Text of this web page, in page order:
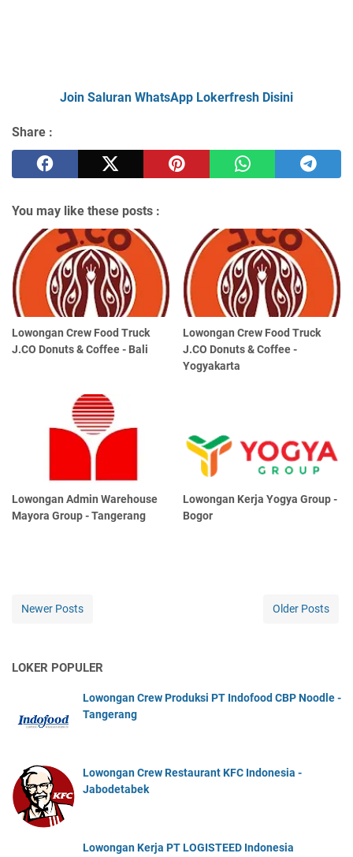
Join Saluran WhatsApp Lokerfresh Disini
Share :
You may like these posts :
Lowongan Crew Food Truck
J.CO Donuts & Coffee - Bali
Lowongan Crew Food Truck
J.CO Donuts & Coffee -
Yogyakarta
Lowongan Admin Warehouse
Mayora Group - Tangerang
Lowongan Kerja Yogya Group -
Bogor
Newer Posts Older Posts
LOKER POPULER
Lowongan Crew Produksi PT Indofood CBP Noodle -
Tangerang
Lowongan Crew Restaurant KFC Indonesia -
Jabodetabek
Lowongan Kerja PT LOGISTEED Indonesia